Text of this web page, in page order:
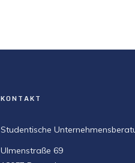
KONTAKT
Studentische
Ulmenstraße 69